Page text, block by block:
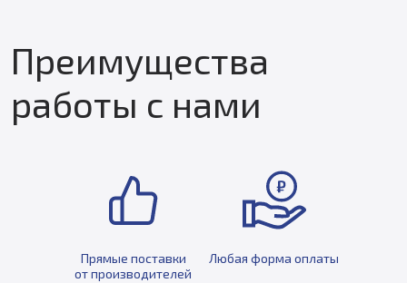
Преимущества
работы с нами
Прямые поставки
от производителей
Любая форма оплаты